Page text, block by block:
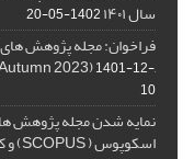
سال ۱۴۰۱ 1402-05-20
فراخوان: مجله پژوهش های
,Comparative Philosophy of Religion (Autumn 2023)
1401-12-
10
نمایه شدن مجله پژوهش